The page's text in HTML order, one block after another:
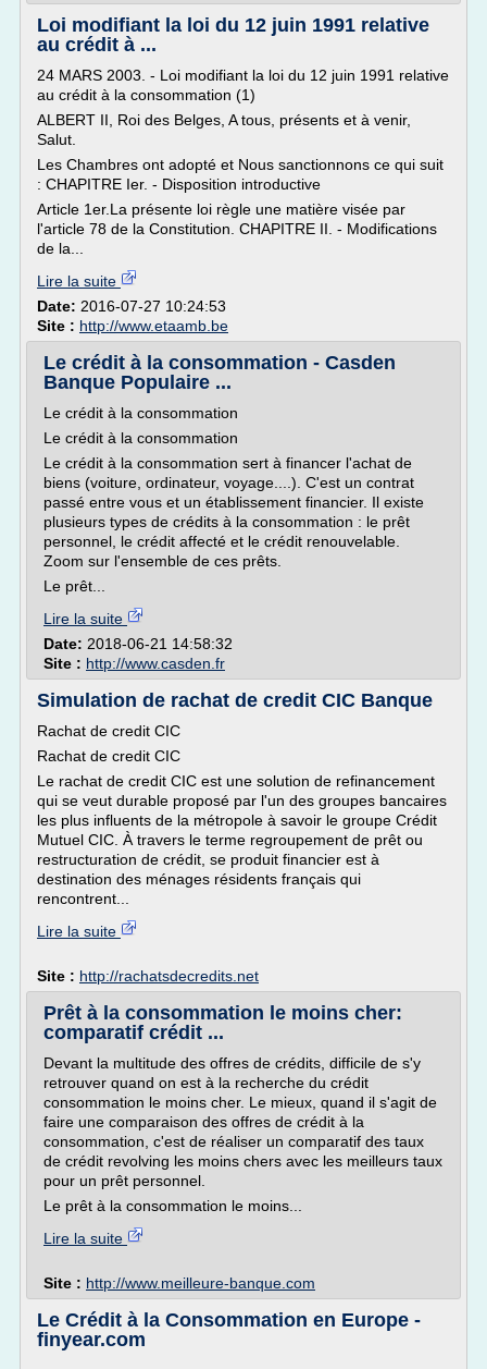
Loi modifiant la loi du 12 juin 1991 relative
au crédit à ...
24 MARS 2003. - Loi modifiant la loi du 12 juin 1991 relative
au crédit à la consommation (1)
ALBERT II, Roi des Belges, A tous, présents et à venir,
Salut.
Les Chambres ont adopté et Nous sanctionnons ce qui suit
: CHAPITRE Ier. - Disposition introductive
Article 1er.La présente loi règle une matière visée par
l'article 78 de la Constitution. CHAPITRE II. - Modifications
de la...
Lire la suite
Date: 2016-07-27 10:24:53
Site : http://www.etaamb.be
Le crédit à la consommation - Casden
Banque Populaire ...
Le crédit à la consommation
Le crédit à la consommation
Le crédit à la consommation sert à financer l'achat de
biens (voiture, ordinateur, voyage....). C'est un contrat
passé entre vous et un établissement financier. Il existe
plusieurs types de crédits à la consommation : le prêt
personnel, le crédit affecté et le crédit renouvelable.
Zoom sur l'ensemble de ces prêts.
Le prêt...
Lire la suite
Date: 2018-06-21 14:58:32
Site : http://www.casden.fr
Simulation de rachat de credit CIC Banque
Rachat de credit CIC
Rachat de credit CIC
Le rachat de credit CIC est une solution de refinancement
qui se veut durable proposé par l'un des groupes bancaires
les plus influents de la métropole à savoir le groupe Crédit
Mutuel CIC. À travers le terme regroupement de prêt ou
restructuration de crédit, se produit financier est à
destination des ménages résidents français qui
rencontrent...
Lire la suite
Site : http://rachatsdecredits.net
Prêt à la consommation le moins cher:
comparatif crédit ...
Devant la multitude des offres de crédits, difficile de s'y
retrouver quand on est à la recherche du crédit
consommation le moins cher. Le mieux, quand il s'agit de
faire une comparaison des offres de crédit à la
consommation, c'est de réaliser un comparatif des taux
de crédit revolving les moins chers avec les meilleurs taux
pour un prêt personnel.
Le prêt à la consommation le moins...
Lire la suite
Site : http://www.meilleure-banque.com
Le Crédit à la Consommation en Europe -
finyear.com